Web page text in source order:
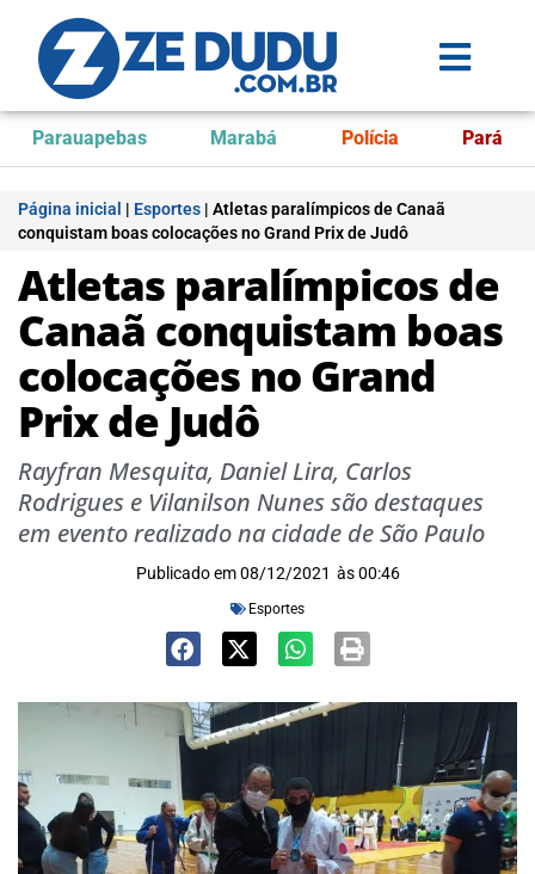
Parauapebas Marabá Polícia Pará
Página inicial | Esportes | Atletas paralímpicos de Canaã
conquistam boas colocações no Grand Prix de Judô
Atletas paralímpicos de
Canaã conquistam boas
colocações no Grand
Prix de Judô
Rayfran Mesquita, Daniel Lira, Carlos
Rodrigues e Vilanilson Nunes são destaques
em evento realizado na cidade de São Paulo
Publicado em 08/12/2021 às 00:46
Esportes